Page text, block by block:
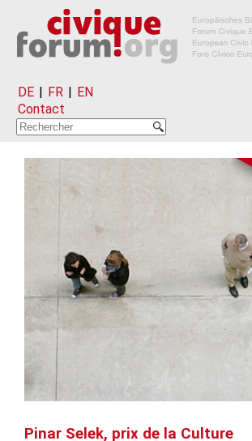
DE | FR | EN
Contact
Pinar Selek, prix de la Culture